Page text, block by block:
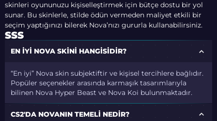
skinleri oyununuzu kişiselleştirmek için bütçe dostu bir yol
sunar. Bu skinlerle, stilde ödün vermeden maliyet etkili bir
seçim yaptığınızı bilerek Nova’nızı gururla kullanabilirsiniz.
SSS
EN IYI NOVA SKINI HANGISIDIR?
“En iyi” Nova skin subjektiftir ve kişisel tercihlere bağlıdır.
Popüler seçenekler arasında karmaşık tasarımlarıyla
bilinen Nova Hyper Beast ve Nova Koi bulunmaktadır.
CS2'DA NOVANIN TEMELI NEDIR?